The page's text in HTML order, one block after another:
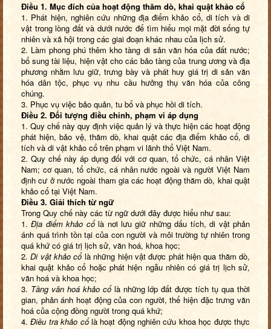
Điều 1. Mục đích của hoạt động thăm dò, khai quật khảo cổ
1. Phát hiện, nghiên cứu những địa điểm khảo cổ, di tích và di
vật trong lòng đất và dưới nước để tìm hiểu mọi mặt đời sống tự
nhiên và xã hội trong các giai đoạn khác nhau của lịch sử.
2. Làm phong phú thêm kho tàng di sản văn hóa của đất nước;
bổ sung tài liệu, hiện vật cho các bảo tàng của trung ương và địa
phương nhằm lưu giữ, trưng bày và phát huy giá trị di sản văn
hóa dân tộc, phục vụ nhu cầu hưởng thụ văn hóa của công
chúng.
3. Phục vụ việc bảo quản, tu bổ và phục hồi di tích.
Điều 2. Đối tượng điều chỉnh, phạm vi áp dụng
1. Quy chế này quy định việc quản lý và thực hiện các hoạt động
phát hiện, bảo vệ, thăm dò, khai quật các địa điểm khảo cổ, di
tích và di vật khảo cổ trên phạm vi lãnh thổ Việt Nam.
2. Quy chế này áp dụng đối với cơ quan, tổ chức, cá nhân Việt
Nam; cơ quan, tổ chức, cá nhân nước ngoài và người Việt Nam
định cư ở nước ngoài tham gia các hoạt động thăm dò, khai quật
khảo cổ tại Việt Nam.
Điều 3. Giải thích từ ngữ
Trong Quy chế này các từ ngữ dưới đây được hiểu như sau:
1.Địa điểm khảo cổlà nơi lưu giữ những dấu tích, di vật phản
ánh quá trình tồn tại của con người và môi trường tự nhiên trong
quá khứ có giá trị lịch sử, văn hoá, khoa học;
2.Di vật khảo cổlà những hiện vật được phát hiện qua thăm dò,
khai quật khảo cổ hoặc phát hiện ngẫu nhiên có giá trị lịch sử,
văn hoá và khoa học;
3. Tầng văn hoá khảo cổlà những lớp đất được tích tụ qua thời
gian, phản ánh hoạt động của con người, thể hiện đặc trưng văn
hoá của cộng đồng người trong quá khứ;
4.Điều tra khảo cổlà hoạt động nghiên cứu khoa học được thực